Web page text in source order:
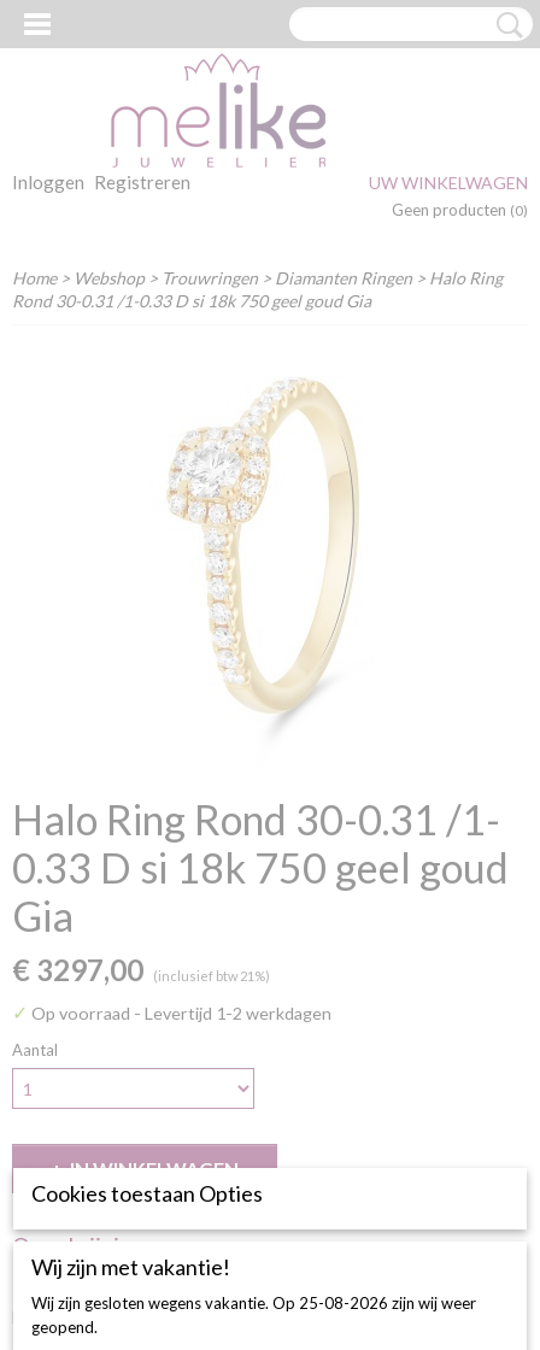
Inloggen Registreren UW WINKELWAGEN
Geen producten (0)
Home> Webshop> Trouwringen > Diamanten Ringen > Halo Ring
Rond 30-0.31 /1-0.33 D si 18k 750 geel goud Gia
Halo Ring Rond 30-0.31 /1-
0.33 D si 18k 750 geel goud
Gia
€ 3297,00 (inclusief btw 21%)
✓ Op voorraad - Levertijd 1-2 werkdagen
Aantal
IN WINKELWAGEN
Omschrijving
Halo Ring Rond 30-0.31 /1-0.33 D si 18k 750 geel goud Gia
Cookies toestaan Opties
Wij zijn met vakantie!
Wij zijn gesloten wegens vakantie. Op 25-08-2026 zijn wij weer
geopend.